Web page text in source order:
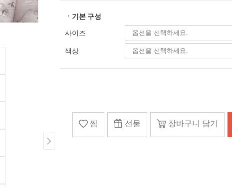
ㆍ기본 구성
사이즈
색상
찜 선물 장바구니 담기